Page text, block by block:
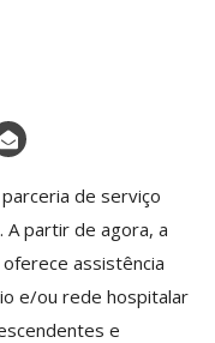
de serviço
A partir de agora, a
assistência
e/ou rede hospitalar
e